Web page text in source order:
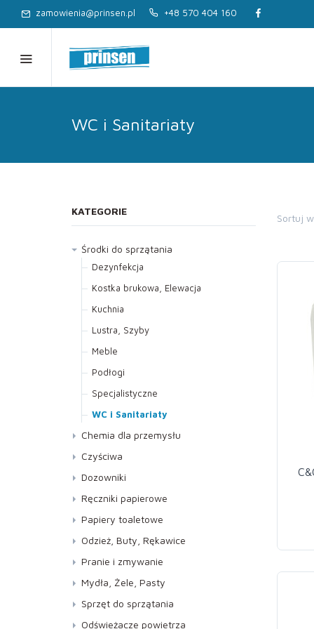
zamowienia@prinsen.pl +48 570 404 160
WC i Sanitariaty
Sortuj
KATEGORIE
Środki do sprzątania
Dezynfekcja
Kostka brukowa, Elewacja
Kuchnia
Lustra, Szyby
Meble
Podłogi
Specjalistyczne
WC i Sanitariaty
Chemia dla przemysłu
Czyściwa
Dozowniki
Ręczniki papierowe
Do dozowników AUTOCUT
Kuchenne
Składane ZZ
Papiery toaletowe
Jumbo
Standard
Odzież, Buty, Rękawice
Buty
Rękawice
Pranie i zmywanie
Pranie
Zmywanie
Mydła, Żele, Pasty
Mydła
Pasty
Sprzęt do sprzątania
Kije, Stelaże, Mopy
Odświeżacze powietrza